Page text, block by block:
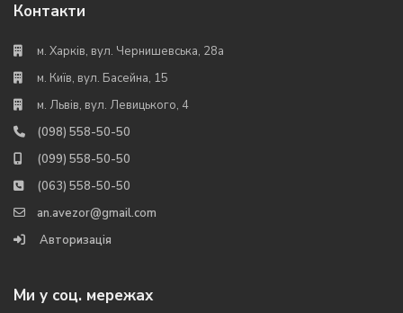
Контакти
м. Харків, вул. Чернишевська, 28а
м. Київ, вул. Басейна, 15
м. Львів, вул. Левицького, 4
(098) 558-50-50
(099) 558-50-50
(063) 558-50-50
an.avezor@gmail.com
Авторизація
Ми у соц. мережах